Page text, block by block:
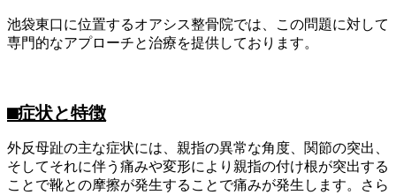
池袋東口に位置するオアシス整骨院では、この問題に対して
専門的なアプローチと治療を提供しております。
⬛︎症状と特徴
外反母趾の主な症状には、親指の異常な角度、関節の突出、
そしてそれに伴う痛みや変形により親指の付け根が突出する
ことで靴との摩擦が発生することで痛みが発生します。さら